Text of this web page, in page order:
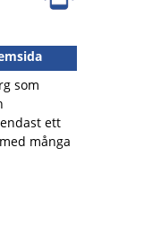
som
ett
många